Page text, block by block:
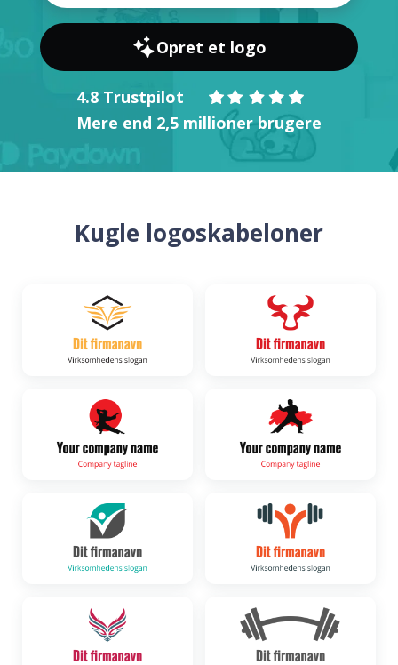
LOG IND
Opret et logo
4.8 Trustpilot
Mere end 2,5 millioner brugere
Kugle logoskabeloner